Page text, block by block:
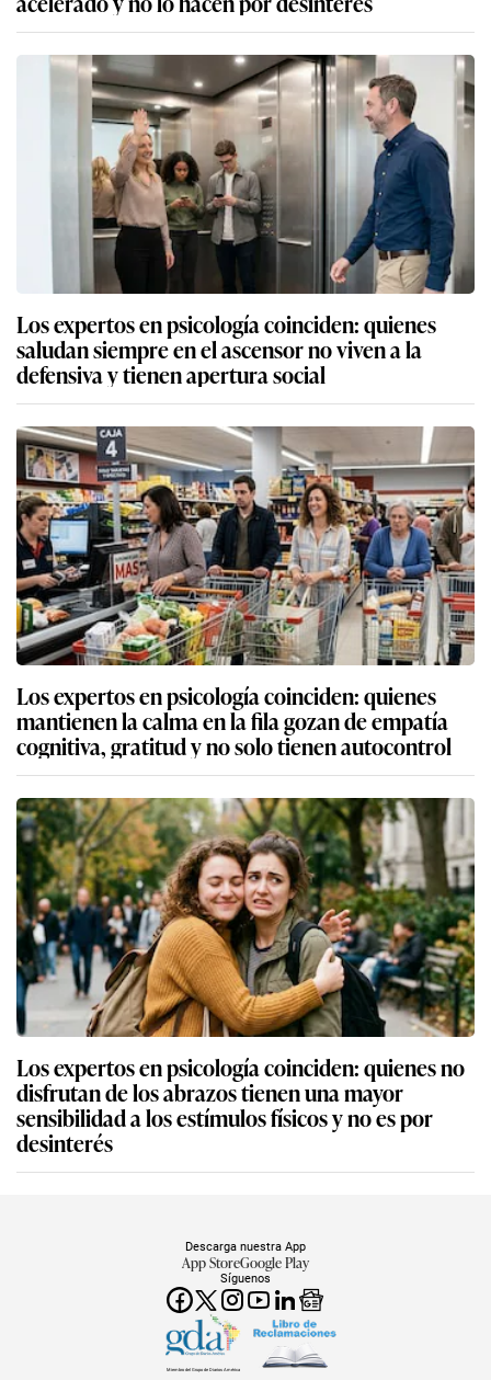
Los expertos en psicología coinciden: quienes
saludan siempre en el ascensor no viven a la
defensiva y tienen apertura social
Los expertos en psicología coinciden: quienes
mantienen la calma en la fila gozan de empatía
cognitiva, gratitud y no solo tienen autocontrol
Los expertos en psicología coinciden: quienes no
disfrutan de los abrazos tienen una mayor
sensibilidad a los estímulos físicos y no es por
desinterés
Síguenos
Descarga nuestra App
App StoreGoogle Play
Miembro del Grupo de Diarios América